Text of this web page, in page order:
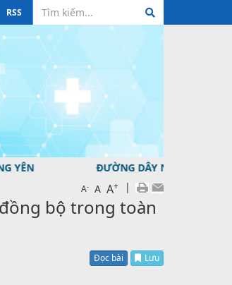
RSS
ĐƯỜNG DÂY NÓNG TƯ VẤN VỀ DỊCH
A- A A+ |
bộ trong toàn
Đọc bài Lưu